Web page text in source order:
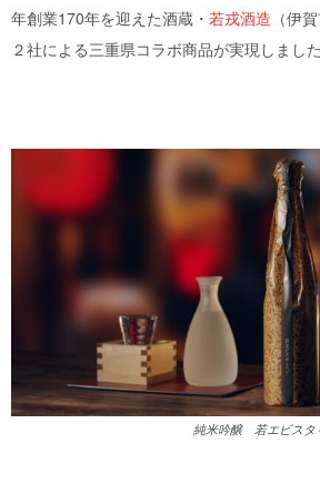
年創業170年を迎えた酒蔵・ 若戎酒造 （伊
２社による三重県コラボ商品が実現しました
純米吟醸 若エビスタ